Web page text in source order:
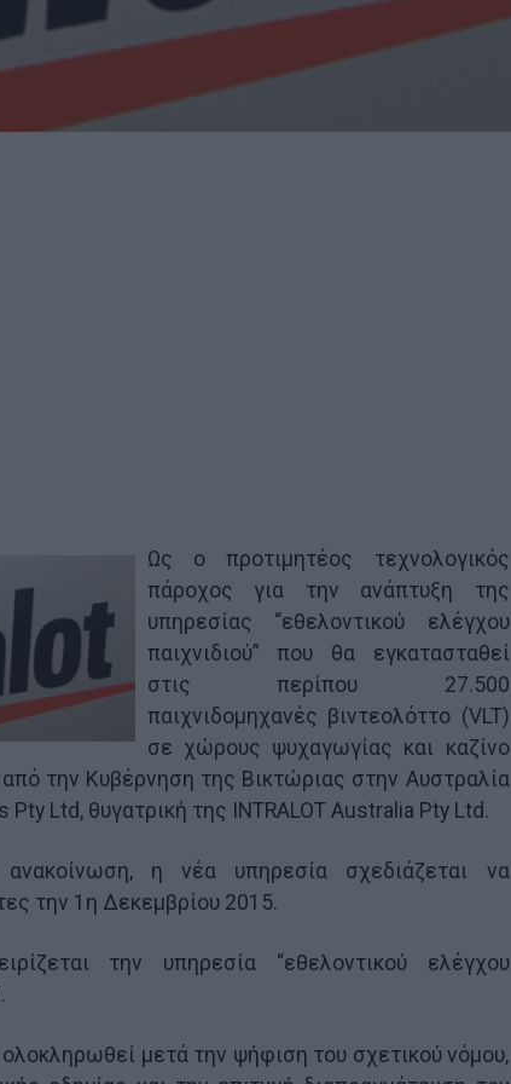
Ως ο προτιμητέος τεχνολογικός
πάροχος για την ανάπτυξη της
υπηρεσίας “εθελοντικού ελέγχου
παιχνιδιού” που θα εγκατασταθεί
στις περίπου 27.500
παιχνιδομηχανές βιντεολόττο (VLT)
σε χώρους ψυχαγωγίας και καζίνο
την Κυβέρνηση της Βικτώριας στην Αυστραλία
Ltd, θυγατρική της INTRALOT Australia Pty Ltd.
η νέα υπηρεσία σχεδιάζεται να
την 1η Δεκεμβρίου 2015.
την υπηρεσία “εθελοντικού ελέγχου
μετά την ψήφιση του σχετικού νόμου,